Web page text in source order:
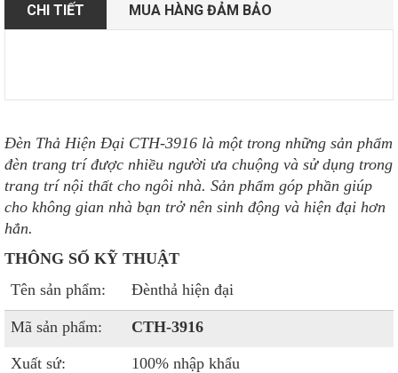
CHI TIẾT MUA HÀNG ĐẢM BẢO
Đèn Thả Hiện Đại CTH-3916 là một trong những sản phẩm
đèn trang trí được nhiều người ưa chuộng và sử dụng trong
trang trí nội thất cho ngôi nhà. Sản phẩm góp phần giúp
cho không gian nhà bạn trở nên sinh động và hiện đại hơn
hẳn.
THÔNG SỐ KỸ THUẬT
Tên sản phẩm:
Đènthả hiện đại
Mã sản phẩm: CTH-3916
Xuất sứ: 100% nhập khẩu